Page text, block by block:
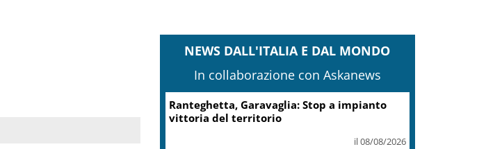
NEWS DALL'ITALIA E DAL MONDO
In collaborazione con Askanews
Ranteghetta, Garavaglia: Stop a impianto
vittoria del territorio
il 08/08/2026